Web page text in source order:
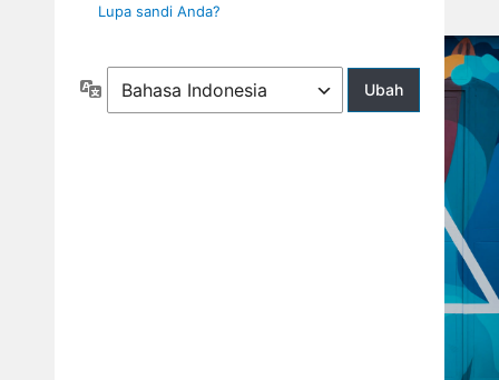
Lupa sandi Anda?
Bahasa